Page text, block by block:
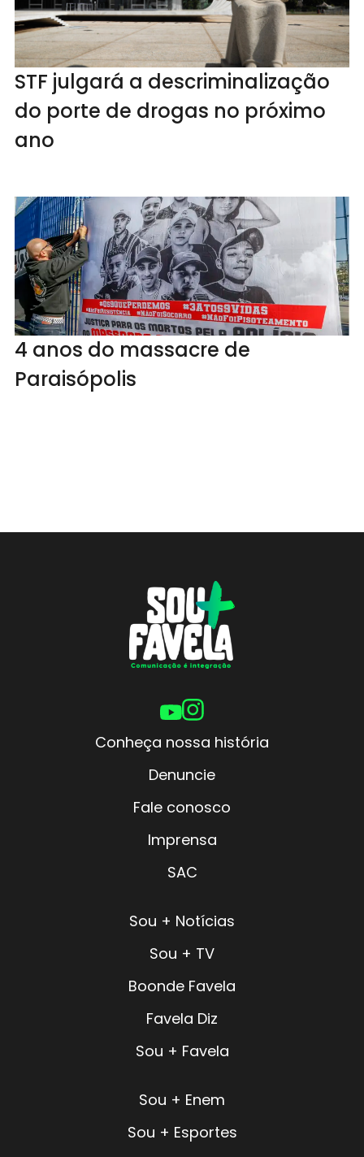
STF julgará a descriminalização
do porte de drogas no próximo
ano
4 anos do massacre de
Paraisópolis
Conheça nossa história
Denuncie
Fale conosco
Imprensa
SAC
Sou + Notícias
Sou + TV
Boonde Favela
Favela Diz
Sou + Favela
Sou + Enem
Sou + Esportes